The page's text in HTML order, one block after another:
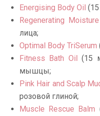
Energising Body Oil
Regenerating
лица;
Optimal Body TriSerum
Fitness Bath Oil (15
мышцы;
Pink Hair and Scalp
розовой глиной;
Muscle Rescue Balm